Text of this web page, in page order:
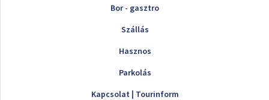
Bor - gasztro
Szállás
Hasznos
Parkolás
Kapcsolat | Tourinform